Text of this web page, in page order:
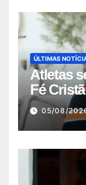
ÚLTIMAS
Atletas
Fé
Mundo
05/08/